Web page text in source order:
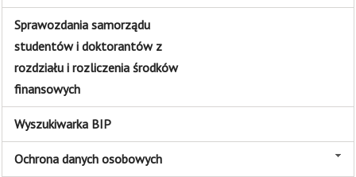
Sprawozdania samorządu
studentów i doktorantów z
rozdziału i rozliczenia środków
finansowych
Wyszukiwarka BIP
Ochrona danych osobowych